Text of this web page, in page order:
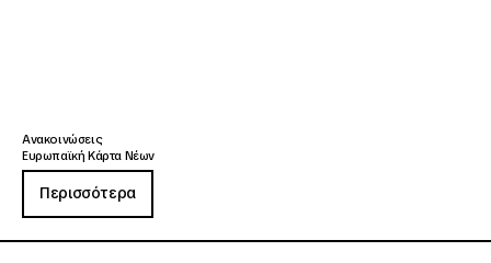
Ανακοινώσεις
Ευρωπαϊκή Κάρτα Νέων
Περισσότερα